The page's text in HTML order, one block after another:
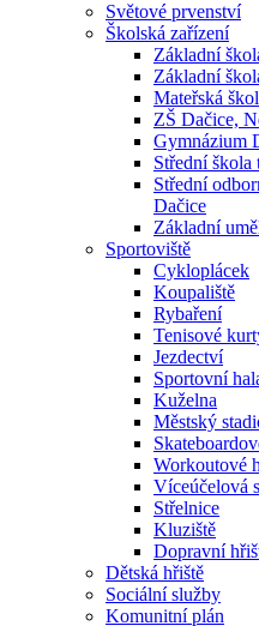
Světové prvenství
Školská zařízení
Základní
Základní
Mateřská
ZŠ Dačice,
Gymnázium
Střední škola
Střední
Dačice
Základní
Sportoviště
Cykloplácek
Koupaliště
Rybaření
Tenisové
Jezdectví
Sportovní
Kuželna
Městský
Workoutové
Víceúčelová
Střelnice
Kluziště
Dopravní
Dětská hřiště
Sociální služby
Komunitní plán